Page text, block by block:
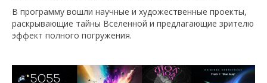
В программу вошли научные и художественные проекты,
раскрывающие тайны Вселенной и предлагающие зрителю
эффект полного погружения.